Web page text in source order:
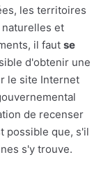
les territoires
et
il faut se
d'obtenir une
le site Internet
de recenser
possible que, s'il
s'y trouve.